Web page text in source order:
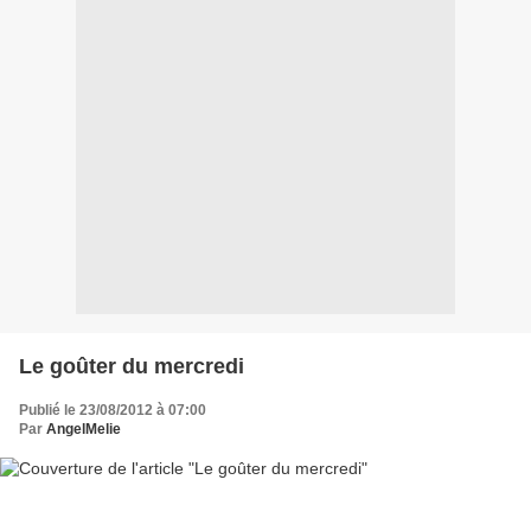
Le goûter du mercredi
Publié le 23/08/2012 à 07:00
Par AngelMelie